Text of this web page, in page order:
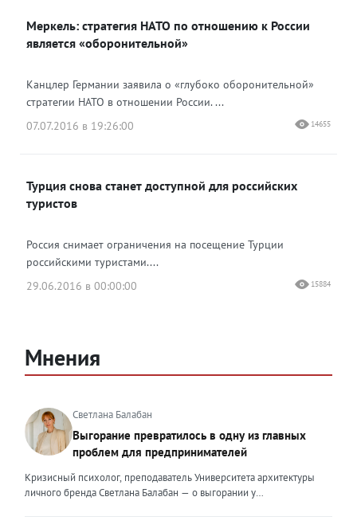
Меркель: стратегия НАТО по отношению к России
является «оборонительной»
Канцлер Германии заявила о «глубоко оборонительной»
стратегии НАТО в отношении России. ...
07.07.2016 в 19:26:00
14655
Турция снова станет доступной для российских
туристов
Россия снимает ограничения на посещение Турции
российскими туристами....
29.06.2016 в 00:00:00
15884
Мнения
Светлана Балабан
Выгорание превратилось в одну из главных
проблем для предпринимателей
Кризисный психолог, преподаватель Университета архитектуры
личного бренда Светлана Балабан — о выгорании у